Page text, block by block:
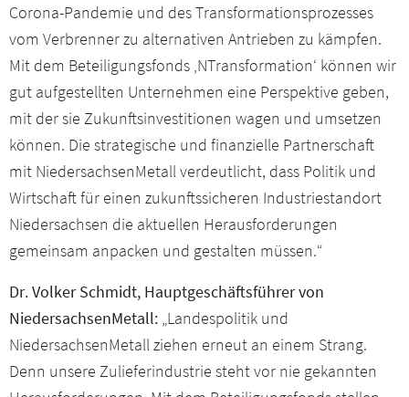
Corona-Pandemie und des Transformationsprozesses
vom Verbrenner zu alternativen Antrieben zu kämpfen.
Mit dem Beteiligungsfonds ‚NTransformation‘ können wir
gut aufgestellten Unternehmen eine Perspektive geben,
mit der sie Zukunftsinvestitionen wagen und umsetzen
können. Die strategische und finanzielle Partnerschaft
mit NiedersachsenMetall verdeutlicht, dass Politik und
Wirtschaft für einen zukunftssicheren Industriestandort
Niedersachsen die aktuellen Herausforderungen
gemeinsam anpacken und gestalten müssen.“
Dr. Volker Schmidt, Hauptgeschäftsführer von
NiedersachsenMetall: „Landespolitik und
NiedersachsenMetall ziehen erneut an einem Strang.
Denn unsere Zulieferindustrie steht vor nie gekannten